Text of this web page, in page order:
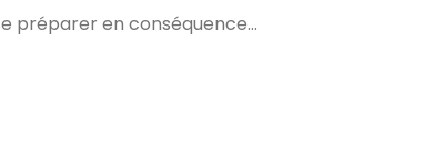
préparer en conséquence…